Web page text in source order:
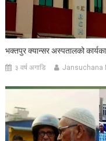
भक्तपुर क्यान्सर अस्पतालको
३ वर्ष अगाडि Jansuchana